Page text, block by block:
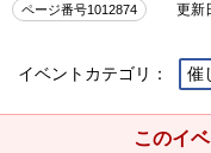
ページ番号1012874 更新
イベントカテゴリ： 催
このイ